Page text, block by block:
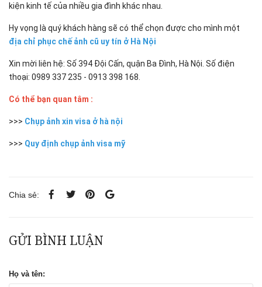
kiện kinh tế của nhiều gia đình khác nhau.
Hy vọng là quý khách hàng sẽ có thể chọn được cho mình một
địa chỉ phục chế ảnh cũ uy tín ở Hà Nội
Xin mời liên hệ: Số 394 Đội Cấn, quận Ba Đình, Hà Nội. Số điện
thoại: 0989 337 235 - 0913 398 168.
Có thể bạn quan tâm :
>>> Chụp ảnh xin visa ở hà nội
>>> Quy định chụp ảnh visa mỹ
Chia sẻ:
GỬI BÌNH LUẬN
Họ và tên: